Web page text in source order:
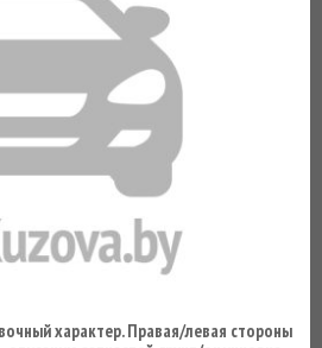
характер. Правая/левая стороны